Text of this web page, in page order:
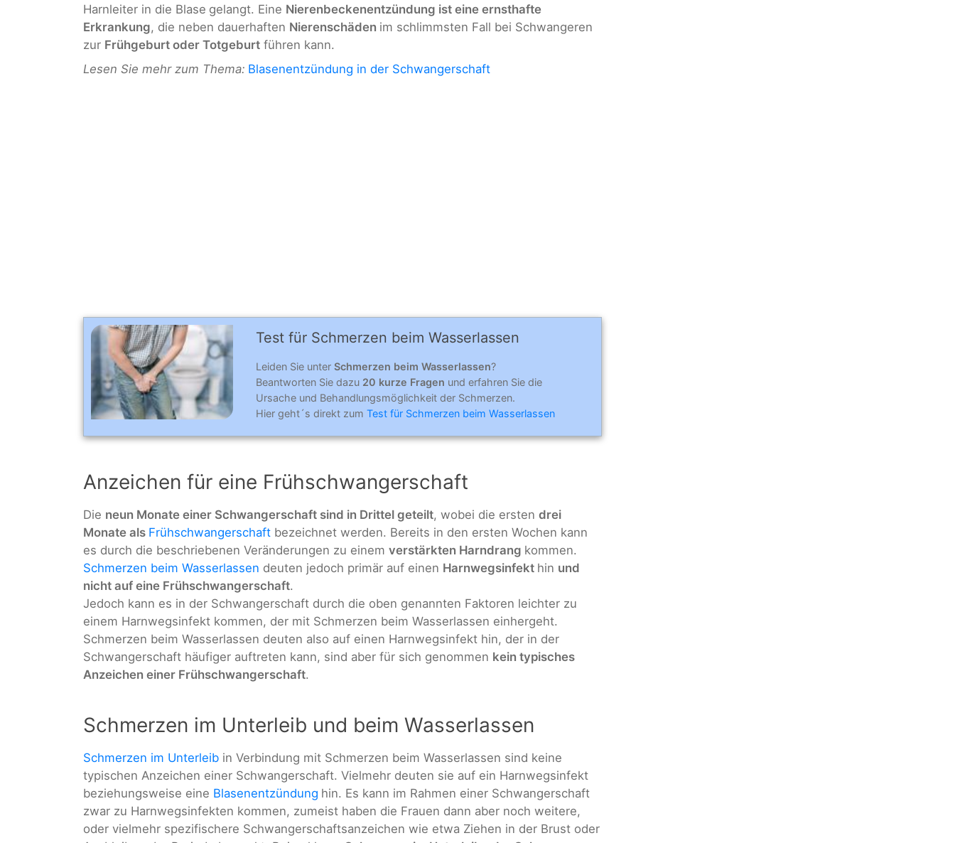
Harnleiter in die Blase gelangt. Eine Nierenbeckenentzündung ist eine ernsthafte
Erkrankung, die neben dauerhaften Nierenschäden im schlimmsten Fall bei Schwangeren
zur Frühgeburt oder Totgeburt führen kann.
Lesen Sie mehr zum Thema: Blasenentzündung in der Schwangerschaft
Test für Schmer­zen beim Was­ser­las­sen
Leiden Sie unter Schmerzen beim Wasserlassen?
Beantworten Sie dazu 20 kurze Fragen und erfahren Sie die
Ursache und Behandlungsmöglichkeit der Schmerzen.
Hier geht´s direkt zum Test für Schmerzen beim Wasserlassen
Anzeichen für eine Frühschwangerschaft
Die neun Monate einer Schwangerschaft sind in Drittel geteilt, wobei die ersten drei
Monate als Frühschwangerschaft bezeichnet werden. Bereits in den ersten Wochen kann
es durch die beschriebenen Veränderungen zu einem verstärkten Harndrang kommen.
Schmerzen beim Wasserlassen deuten jedoch primär auf einen Harnwegsinfekt hin und
nicht auf eine Frühschwangerschaft.
Jedoch kann es in der Schwangerschaft durch die oben genannten Faktoren leichter zu
einem Harnwegsinfekt kommen, der mit Schmerzen beim Wasserlassen einhergeht.
Schmerzen beim Wasserlassen deuten also auf einen Harnwegsinfekt hin, der in der
Schwangerschaft häufiger auftreten kann, sind aber für sich genommen kein typisches
Anzeichen einer Frühschwangerschaft.
Schmerzen im Unterleib und beim Wasserlassen
Schmerzen im Unterleib in Verbindung mit Schmerzen beim Wasserlassen sind keine
typischen Anzeichen einer Schwangerschaft. Vielmehr deuten sie auf ein Harnwegsinfekt
beziehungsweise eine Blasenentzündung hin. Es kann im Rahmen einer Schwangerschaft
zwar zu Harnwegsinfekten kommen, zumeist haben die Frauen dann aber noch weitere,
oder vielmehr spezifischere Schwangerschaftsanzeichen wie etwa Ziehen in der Brust oder